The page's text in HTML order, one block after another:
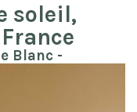
soleil,
Blanc -